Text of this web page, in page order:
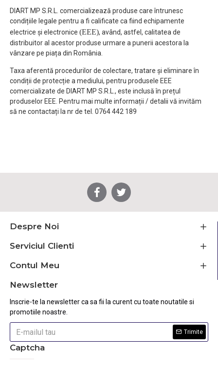
DIART MP S.R.L. comercializează produse care întrunesc
condițiile legale pentru a fi calificate ca fiind echipamente
electrice și electronice (EEE), având, astfel, calitatea de
distribuitor al acestor produse urmare a punerii acestora la
vânzare pe piața din România.
Taxa aferentă procedurilor de colectare, tratare și eliminare în
condiții de protecție a mediului, pentru produsele EEE
comercializate de DIART MP S.R.L., este inclusă în prețul
produselor EEE. Pentru mai multe informații / detalii vă invităm
să ne contactați la nr de tel. 0764 442 189
Despre Noi
Serviciul Clienti
Contul Meu
Newsletter
Inscrie-te la newsletter ca sa fii la curent cu toate noutatile si
promotiile noastre.
Trimite
Captcha